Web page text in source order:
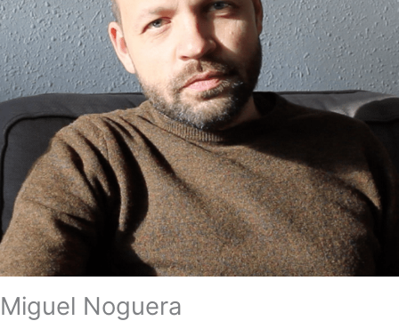
Miguel Noguera